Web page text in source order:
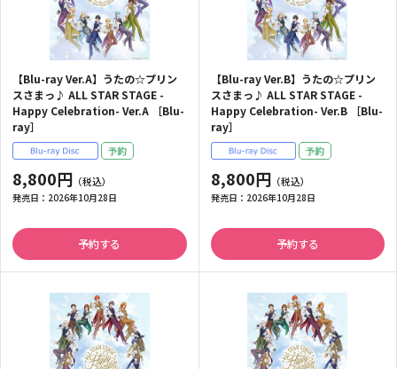
【Blu-ray Ver.A】うたの☆プリン
スさまっ♪ ALL STAR STAGE -
Happy Celebration- Ver.A ［Blu-
ray］
8,800円
発売日： 2026年10月28日
予約する
【Blu-ray Ver.B】うたの☆プリン
スさまっ♪ ALL STAR STAGE -
Happy Celebration- Ver.B ［Blu-
ray］
8,800円
発売日： 2026年10月28日
予約する